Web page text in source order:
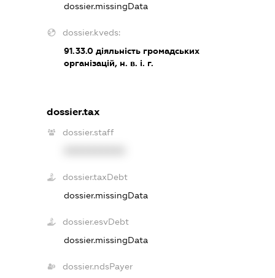
dossier.missingData
dossier.kveds:
91.33.0діяльність громадських
організацій, н. в. і. г.
dossier.tax
dossier.staff
dossier.taxDebt
dossier.missingData
dossier.esvDebt
dossier.missingData
dossier.ndsPayer